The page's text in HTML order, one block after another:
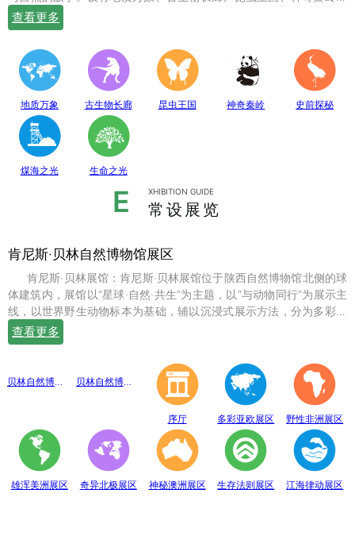
史前探秘、煤海之光和生命之光七个常设展厅，陈列有岩石鼻祖紫苏
斜长麻粒岩等矿物标本；有鱼龙、翼龙、马门溪龙、似银杏、新芦木
等珍贵的化石；有秦岭大熊猫、金丝猴、羚牛、朱鹮、珙桐、独叶草
等珍稀动植物标本，呈现出一幅绚丽多姿的地球生命物种演化图。
查看更多
地质万象 古生物长廊 昆虫王国 神奇秦岭 史前探秘
煤海之光 生命之光
E XHIBITION GUIDE
常设展览
肯尼斯·贝林自然博物馆展区
体建筑内，展馆以“星球·自然·共生”为主题，以“与动物同行”为展示主
线，以世界野生动物标本为基础，辅以沉浸式展示方法，分为多彩亚
欧、野性非洲、雄浑美洲、奇异北极、神秘澳洲、生存法则、江海律
动、穹幕影院、勇敢者通道、互动体验等10个展示体验区，共展出七
查看更多
贝林自然博物馆趣味互动展区 贝林自然博物馆山海经奇展区
序厅 多彩亚欧展区 野性非洲展区
雄浑美洲展区 奇异北极展区 神秘澳洲展区 生存法则展区 江海律动展区